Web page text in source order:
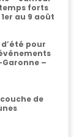
forts
au 9 août
pour
–
de